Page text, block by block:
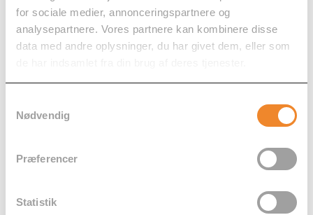
for sociale medier, annonceringspartnere og
analysepartnere. Vores partnere kan kombinere disse
data med andre oplysninger, du har givet dem, eller som
Nødvendig
Præferencer
Statistik